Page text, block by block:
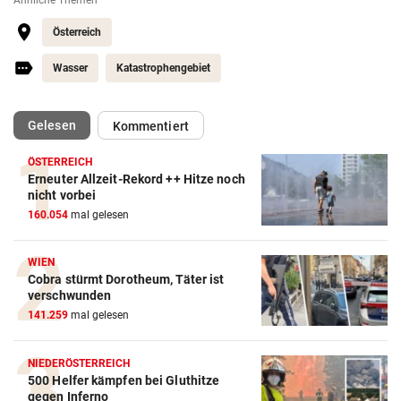
Österreich
Wasser Katastrophengebiet
Gelesen(ausgewählt)Kommentiert
ÖSTERREICH
Erneuter Allzeit-Rekord ++ Hitze noch
nicht vorbei
160.054 mal gelesen
WIEN
Cobra stürmt Dorotheum, Täter ist
verschwunden
141.259 mal gelesen
NIEDERÖSTERREICH
500 Helfer kämpfen bei Gluthitze
gegen Inferno